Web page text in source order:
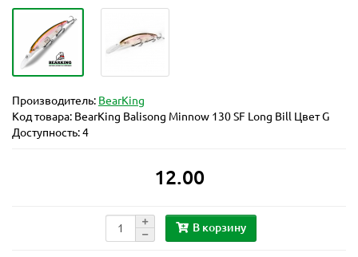
Производитель: BearKing
Код товара: BearKing Balisong Minnow 130 SF Long Bill Цвет G
Доступность: 4
12.00
В корзину